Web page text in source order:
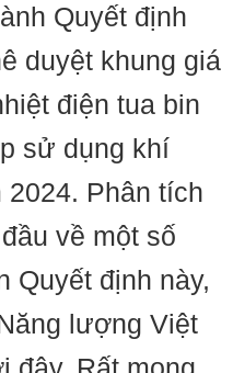
Quyết định
duyệt khung giá
điện tua bin
sử dụng khí
2024. Phân tích
về một số
Quyết định này,
lượng Việt